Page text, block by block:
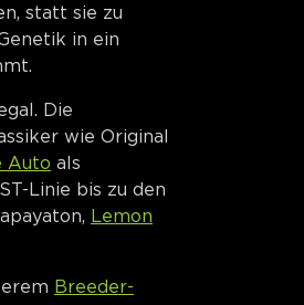
statt sie zu
in ein
Die
wie Original
Auto als
Linie bis zu den
Lemon
Breeder-